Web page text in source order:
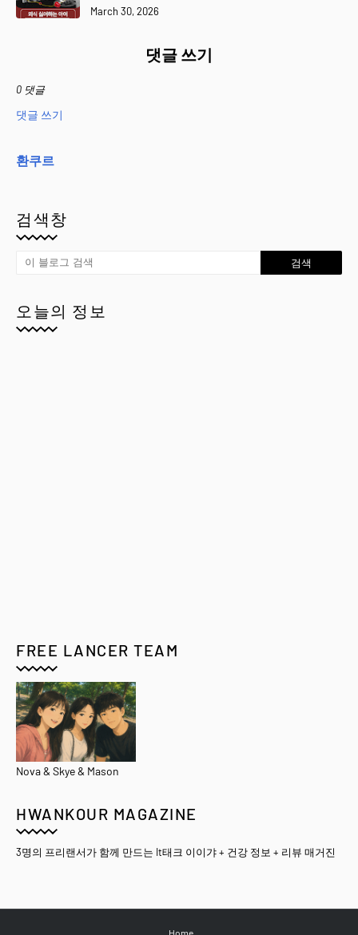
March 30, 2026
댓글 쓰기
0 댓글
댓글 쓰기
환쿠르
검색창
오늘의 정보
FREE LANCER TEAM
Nova & Skye & Mason
HWANKOUR MAGAZINE
3명의 프리랜서가 함께 만드는 It태크 이이갸 + 건강 정보 + 리뷰 매거진
Home